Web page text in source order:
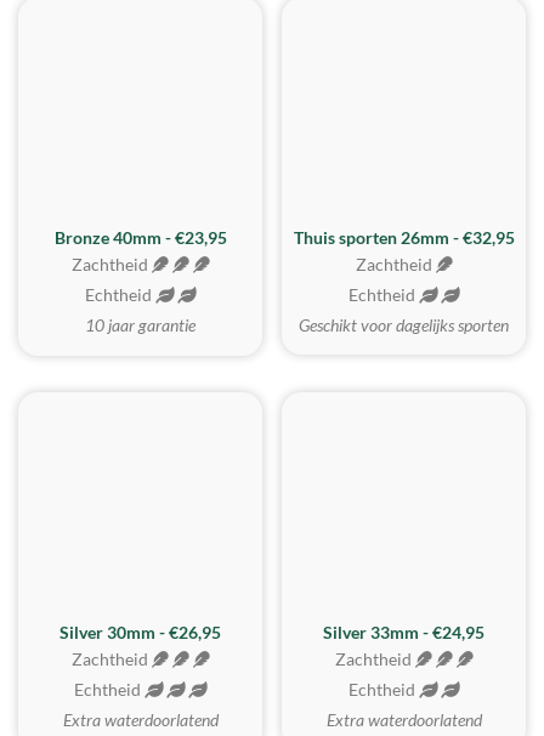
Bronze 40mm - €23,95
Zachtheid
Echtheid
10 jaar garantie
Thuis sporten 26mm - €32,95
Zachtheid
Echtheid
Geschikt voor dagelijks sporten
Silver 30mm - €26,95
Zachtheid
Echtheid
Extra waterdoorlatend
Silver 33mm - €24,95
Zachtheid
Echtheid
Extra waterdoorlatend